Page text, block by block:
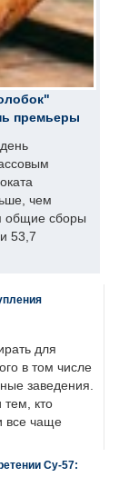
премьеры
чем
общие сборы
53,7
для
в том числе
заведения.
тем, кто
все чаще
Су-57: